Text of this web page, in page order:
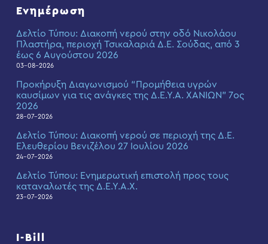
Ενημέρωση
Δελτίο Τύπου: Διακοπή νερού στην οδό Νικολάου
Πλαστήρα, περιοχή Τσικαλαριά Δ.Ε. Σούδας, από 3
έως 6 Αυγούστου 2026
03-08-2026
Προκήρυξη Διαγωνισμού “Προμήθεια υγρών
καυσίμων για τις ανάγκες της Δ.Ε.Υ.Α. ΧΑΝΙΩΝ” 7ος
2026
28-07-2026
Δελτίο Τύπου: Διακοπή νερού σε περιοχή της Δ.Ε.
Ελευθερίου Βενιζέλου 27 Ιουλίου 2026
24-07-2026
Δελτίο Τύπου: Eνημερωτική επιστολή προς τους
καταναλωτές της Δ.Ε.Υ.Α.Χ.
23-07-2026
I-Bill